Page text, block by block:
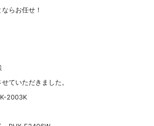
らお任せ！
ていただきました。
2003K